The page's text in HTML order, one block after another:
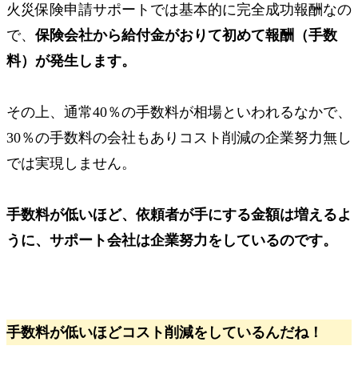
火災保険申請サポートでは基本的に完全成功報酬なの
で、 保険会社から給付金がおりて初めて報酬（手数
料）が発生します。
その上、通常40％の手数料が相場といわれるなかで、
30％の手数料の会社もありコスト削減の企業努力無し
では実現しません。
手数料が低いほど、依頼者が手にする金額は増えるよ
うに、サポート会社は企業努力をしているのです。
手数料が低いほどコスト削減をしているんだね！